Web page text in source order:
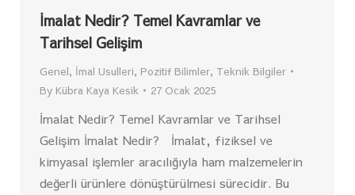
İmalat Nedir? Temel Kavramlar ve
Tarihsel Gelişim
Genel, İmal Usulleri, Pozitif Bilimler, Teknik Bilgiler
By Kübra Kaya Kesik 27 Ocak 2025
İmalat Nedir? Temel Kavramlar ve Tarihsel
Gelişim İmalat Nedir? İmalat, fiziksel ve
kimyasal işlemler aracılığıyla ham malzemelerin
değerli ürünlere dönüştürülmesi sürecidir. Bu